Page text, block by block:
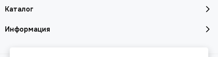
Каталог
Информация